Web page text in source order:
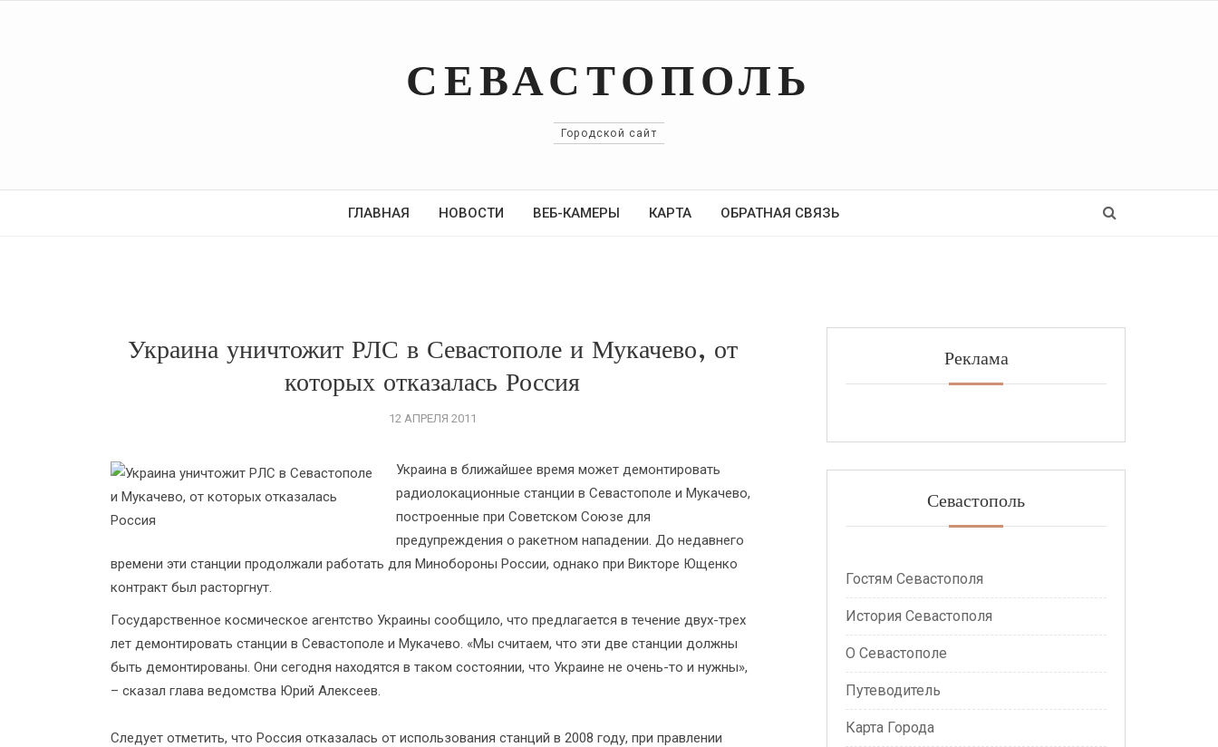
СЕВАСТОПОЛЬ
Городской сайт
ГЛАВНАЯ НОВОСТИ ВЕБ-КАМЕРЫ КАРТА ОБРАТНАЯ СВЯЗЬ
Украина уничтожит РЛС в Севастополе и Мукачево, от
которых отказалась Россия
12 АПРЕЛЯ 2011
Украина в ближайшее время может демонтировать
радиолокационные станции в Севастополе и Мукачево,
построенные при Советском Союзе для
предупреждения о ракетном нападении. До недавнего
времени эти станции продолжали работать для Минобороны России, однако при Викторе Ющенко
контракт был расторгнут.
Государственное космическое агентство Украины сообщило, что предлагается в течение двух-трех
лет демонтировать станции в Севастополе и Мукачево. «Мы считаем, что эти две станции должны
быть демонтированы. Они сегодня находятся в таком состоянии, что Украине не очень-то и нужны»,
– сказал глава ведомства Юрий Алексеев.
Следует отметить, что Россия отказалась от использования станций в 2008 году, при правлении
Реклама
Севастополь
Гостям Севастополя
История Севастополя
О Севастополе
Путеводитель
Карта Города